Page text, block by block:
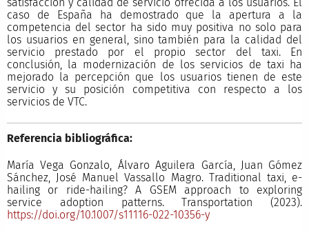
caso de España ha demostrado que la apertura a la
competencia del sector ha sido muy positiva no solo para
los usuarios en general, sino también para la calidad del
servicio prestado por el propio sector del taxi. En
conclusión, la modernización de los servicios de taxi ha
mejorado la percepción que los usuarios tienen de este
servicio y su posición competitiva con respecto a los
servicios de VTC.
Referencia bibliográfica:
María Vega Gonzalo, Álvaro Aguilera García, Juan Gómez
Sánchez, José Manuel Vassallo Magro. Traditional taxi, e-
hailing or ride-hailing? A GSEM approach to exploring
service adoption patterns. Transportation (2023).
https://doi.org/10.1007/s11116-022-10356-y